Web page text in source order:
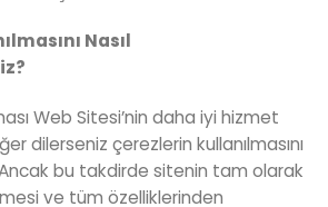
ılmasını Nasıl
Web Sitesi’nin daha iyi hizmet
dilerseniz çerezlerin kullanılmasını
bu takdirde sitenin tam olarak
ve tüm özelliklerinden